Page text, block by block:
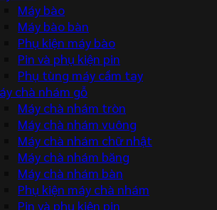
Máy bào
Máy bào bàn
Phụ kiện máy bào
Pin và phụ kiện pin
Phụ tùng máy cầm tay
chà nhám gỗ
Máy chà nhám tròn
Máy chà nhám vuông
Máy chà nhám chữ nhật
Máy chà nhám băng
Máy chà nhám bàn
Phụ kiện máy chà nhám
Pin và phụ kiện pin